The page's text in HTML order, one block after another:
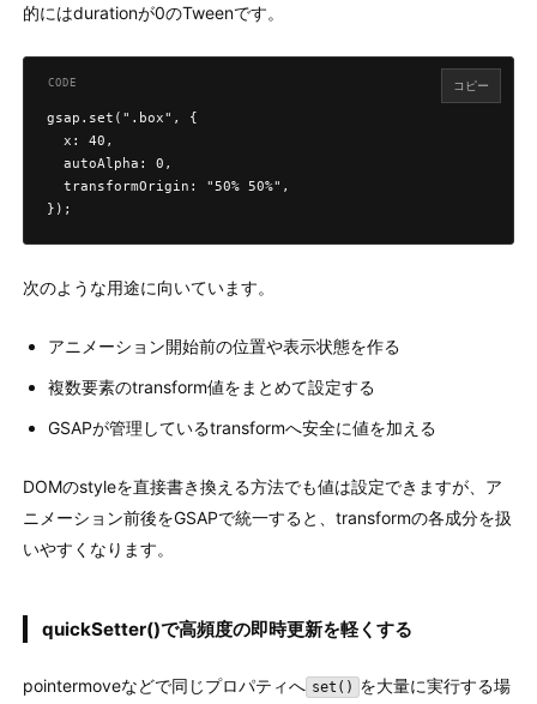
的にはdurationが0のTweenです。
gsap.set(".box", {
  x: 40,
  autoAlpha: 0,
  transformOrigin: "50% 50%",
});
コピー
次のような用途に向いています。
アニメーション開始前の位置や表示状態を作る
複数要素のtransform値をまとめて設定する
GSAPが管理しているtransformへ安全に値を加える
DOMのstyleを直接書き換える方法でも値は設定できますが、ア
ニメーション前後をGSAPで統一すると、transformの各成分を扱
いやすくなります。
quickSetter()で高頻度の即時更新を軽くする
pointermoveなどで同じプロパティへ set() を大量に実行する場